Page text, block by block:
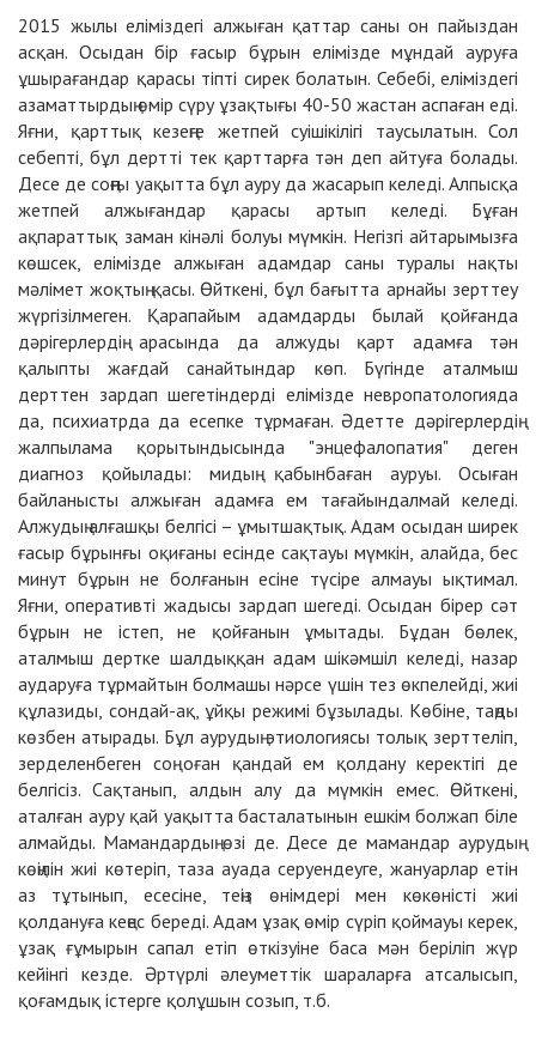
2015 жылы еліміздегі алжыған қаттар саны он пайыздан
асқан. Осыдан бір ғасыр бұрын елімізде мұндай ауруға
ұшырағандар қарасы тіпті сирек болатын. Себебі, еліміздегі
азаматтырдың өмір сүру ұзақтығы 40-50 жастан аспаған еді.
Яғни, қарттық кезеңге жетпей суішікілігі таусылатын. Сол
себепті, бұл дертті тек қарттарға тән деп айтуға болады.
Десе де соңғы уақытта бұл ауру да жасарып келеді. Алпысқа
жетпей алжығандар қарасы артып келеді. Бұған
ақпараттық заман кінәлі болуы мүмкін. Негізгі айтарымызға
көшсек, елімізде алжыған адамдар саны туралы нақты
мәлімет жоқтың қасы. Өйткені, бұл бағытта арнайы зерттеу
жүргізілмеген. Қарапайым адамдарды былай қойғанда
дәрігерлердің арасында да алжуды қарт адамға тән
қалыпты жағдай санайтындар көп. Бүгінде аталмыш
дерттен зардап шегетіндерді елімізде невропатологияда
да, психиатрда да есепке тұрмаған. Әдетте дәрігерлердің
жалпылама қорытындысында "энцефалопатия" деген
диагноз қойылады: мидың қабынбаған ауруы. Осыған
байланысты алжыған адамға ем тағайындалмай келеді.
Алжудың алғашқы белгісі – ұмытшақтық. Адам осыдан ширек
ғасыр бұрынғы оқиғаны есінде сақтауы мүмкін, алайда, бес
минут бұрын не болғанын есіне түсіре алмауы ықтимал.
Яғни, оперативті жадысы зардап шегеді. Осыдан бірер сәт
бұрын не істеп, не қойғанын ұмытады. Бұдан бөлек,
аталмыш дертке шалдыққан адам шікәмшіл келеді, назар
аударуға тұрмайтын болмашы нәрсе үшін тез өкпелейді, жиі
құлазиды, сондай-ақ, ұйқы режимі бұзылады. Көбіне, таңды
көзбен атырады. Бұл аурудың этиологиясы толық зерттеліп,
зерделенбеген соң оған қандай ем қолдану керектігі де
белгісіз. Сақтанып, алдын алу да мүмкін емес. Өйткені,
аталған ауру қай уақытта басталатынын ешкім болжап біле
алмайды. Мамандардың өзі де. Десе де мамандар аурудың
көңілін жиі көтеріп, таза ауада серуендеуге, жануарлар етін
аз тұтынып, есесіне, теңіз өнімдері мен көкөністі жиі
қолдануға кеңес береді. Адам ұзақ өмір сүріп қоймауы керек,
ұзақ ғұмырын сапал етіп өткізуіне баса мән беріліп жүр
кейінгі кезде. Әртүрлі әлеуметтік шараларға атсалысып,
қоғамдық істерге қолұшын созып, т.б.